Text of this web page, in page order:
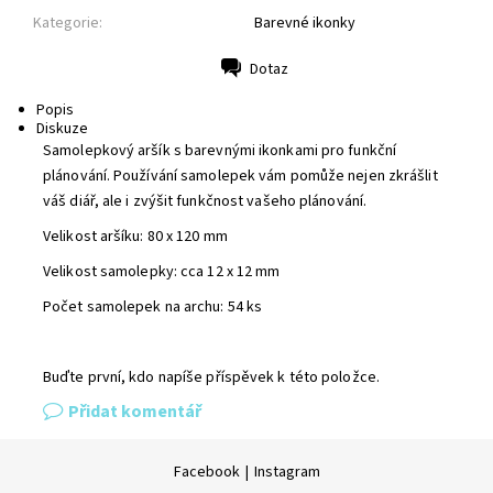
Kategorie: Barevné ikonky
Dotaz
Popis
Diskuze
Samolepkový aršík s barevnými ikonkami pro funkční
plánování. Používání samolepek vám pomůže nejen zkrášlit
váš diář, ale i zvýšit funkčnost vašeho plánování.
Velikost aršíku: 80 x 120 mm
Velikost samolepky: cca 12 x 12 mm
Počet samolepek na archu: 54 ks
Buďte první, kdo napíše příspěvek k této položce.
Přidat komentář
Facebook | Instagram